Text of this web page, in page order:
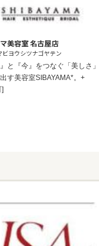
美容室 名古屋店
ビヨウシツナゴヤテン
』と『今』をつなぐ「美しさ」
す美容室SIBAYAMA*。+
]